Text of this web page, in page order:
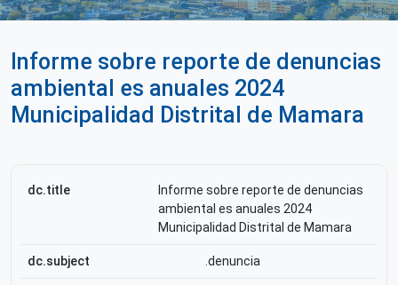
Informe sobre reporte de denuncias
ambiental es anuales 2024
Municipalidad Distrital de Mamara
dc.title
Informe sobre reporte de denuncias
ambiental es anuales 2024
Municipalidad Distrital de Mamara
dc.subject .denuncia